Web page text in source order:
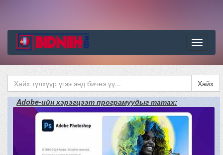
Цэс
Хайх
Adobe-ийн хэрэгцээт програмуудыг татах: